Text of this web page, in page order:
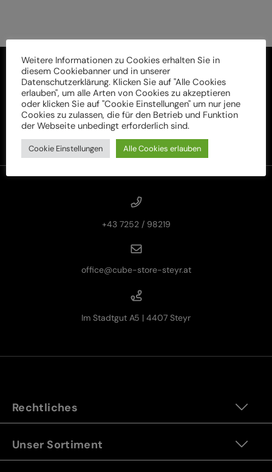
+43 7252 / 98219
office@cube-store-steyr.at
Im Stadtgut A5 | 4407 Steyr
Rechtliches
Unser Sortiment
Weitere Informationen zu Cookies erhalten Sie in
diesem Cookiebanner und in unserer
Datenschutzerklärung. Klicken Sie auf "Alle Cookies
erlauben", um alle Arten von Cookies zu akzeptieren
oder klicken Sie auf "Cookie Einstellungen" um nur jene
Cookies zu zulassen, die für den Betrieb und Funktion
der Webseite unbedingt erforderlich sind.
Cookie Einstellungen Alle Cookies erlauben